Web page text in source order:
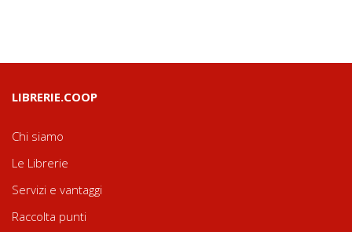
LIBRERIE.COOP
Chi siamo
Le Librerie
Servizi e vantaggi
Raccolta punti